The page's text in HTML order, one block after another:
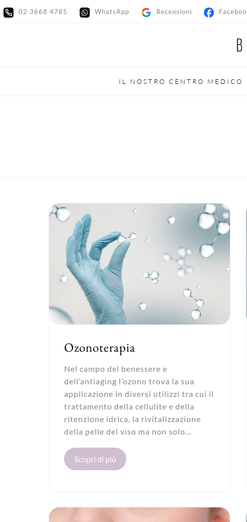
02 3668 4785 WhatsApp Recensioni Facebook
IL NOSTRO CENTRO MEDICO
Ozonoterapia
Nel campo del benessere e
dell’antiaging l’ozono trova la sua
applicazione in diversi utilizzi tra cui il
trattamento della cellulite e della
ritenzione idrica, la rivitalizzazione
della pelle del viso ma non solo…
Scopri di più